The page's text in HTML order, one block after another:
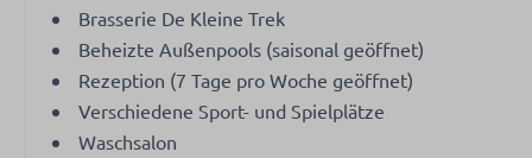
Brasserie De Kleine Trek
Beheizte Außenpools (saisonal geöffnet)
Rezeption (7 Tage pro Woche geöffnet)
Verschiedene Sport- und Spielplätze
Waschsalon